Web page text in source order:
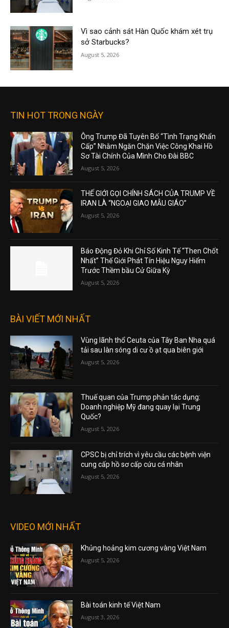
Vì sao cảnh sát Hàn Quốc khám xét trụ
sở Starbucks?
August 5, 2026
TIN HOT TRONG NGÀY
Ông Trump Đã Tuyên Bố “Tình Trạng Khẩn
Cấp” Nhằm Ngăn Chặn Việc Công Khai Hồ
Sơ Tài Chính Của Mình Cho Đài BBC
August 5, 2026
THẾ GIỚI GỌI CHÍNH SÁCH CỦA TRUMP VỀ
IRAN LÀ “NGOẠI GIAO MẪU GIÁO”
August 5, 2026
Báo Động Đỏ Khi Chỉ Số Kinh Tế “Then Chốt
Nhất” Thế Giới Phát Tín Hiệu Nguy Hiểm
Trước Thềm bầu Cử Giữa Kỳ
August 5, 2026
BÀI VIẾT MỚI NHẤT
Vùng lãnh thổ Ceuta của Tây Ban Nha quá
tải sau làn sóng di cư ồ ạt qua biên giới
August 5, 2026
Thuế quan của Trump phản tác dụng:
Doanh nghiệp Mỹ đang quay lại Trung
Quốc?
August 5, 2026
CPSC bị chỉ trích vì yêu cầu các bệnh viện
cung cấp hồ sơ cấp cứu cá nhân
August 5, 2026
VIDEO MỚI NHẤT
Khủng hoảng kim cương vàng Việt Nam
August 5, 2026
Bài toán kinh tế Việt Nam
August 3, 2026